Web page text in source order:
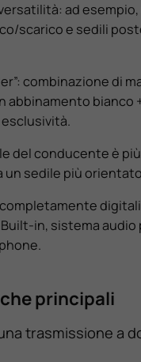
ad
scarico e sedili
combinazione di
bianco
del conducente è
sedile più
in, sistema audio
principali
trasmissione a